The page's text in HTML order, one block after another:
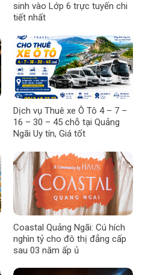
sinh vào Lớp 6 trực tuyến chi
tiết nhất
Dịch vụ Thuê xe Ô Tô 4 – 7 –
16 – 30 – 45 chỗ tại Quảng
Ngãi Uy tín, Giá tốt
Coastal Quảng Ngãi: Cú hích
nghìn tỷ cho đô thị đẳng cấp
sau 03 năm ấp ủ